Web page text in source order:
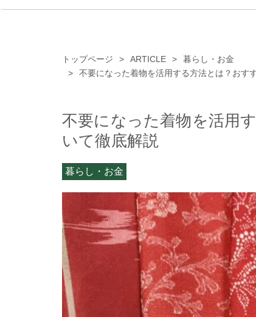
トップページ ARTICLE
暮らし・お金
不要になった着物を活用する方法とは？おす
不要になった着物を活用
いて徹底解説
暮らし・お金